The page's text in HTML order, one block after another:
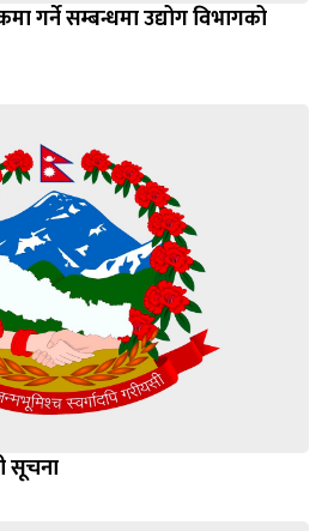
गर्ने सम्बन्धमा उद्योग विभागको
सूचना